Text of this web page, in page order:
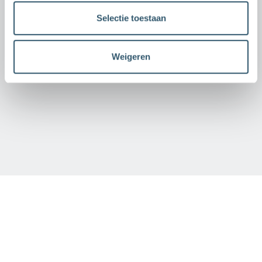
Selectie toestaan
Weigeren